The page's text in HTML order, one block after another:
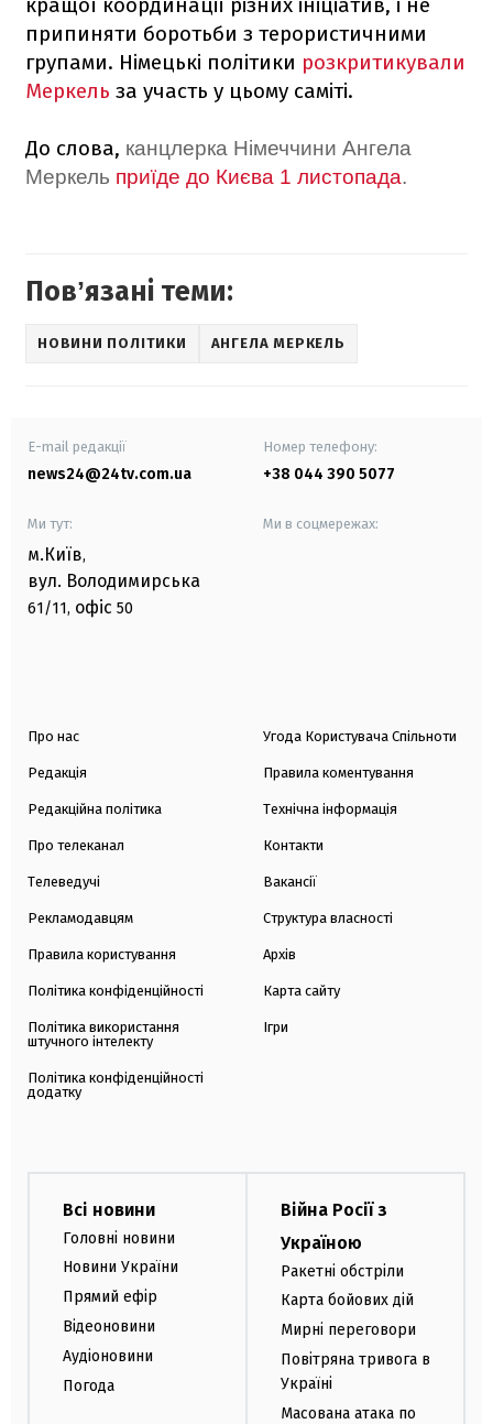
припиняти боротьби з терористичними
групами. Німецькі політики розкритикували
Меркель за участь у цьому саміті.
До слова, канцлерка Німеччини Ангела
Меркель приїде до Києва 1 листопада.
Повʼязані теми:
НОВИНИ ПОЛІТИКИ АНГЕЛА МЕРКЕЛЬ
E-mail редакції
news24@24tv.com.ua
Номер телефону:
+38 044 390 5077
Ми тут:
м.Київ,
вул. Володимирська
61/11, офіс 50
Ми в соцмережах:
Про нас
Редакція
Редакційна політика
Про телеканал
Телеведучі
Рекламодавцям
Правила користування
Політика конфіденційності
Політика використання
штучного інтелекту
Політика конфіденційності
додатку
Угода Користувача Спільноти
Правила коментування
Технічна інформація
Контакти
Вакансії
Структура власності
Архів
Карта сайту
Ігри
Всі новини
Головні новини
Новини України
Прямий ефір
Відеоновини
Аудіоновини
Погода
Війна Росії з
Україною
Ракетні обстріли
Карта бойових дій
Мирні переговори
Повітряна тривога в
Україні
Масована атака по